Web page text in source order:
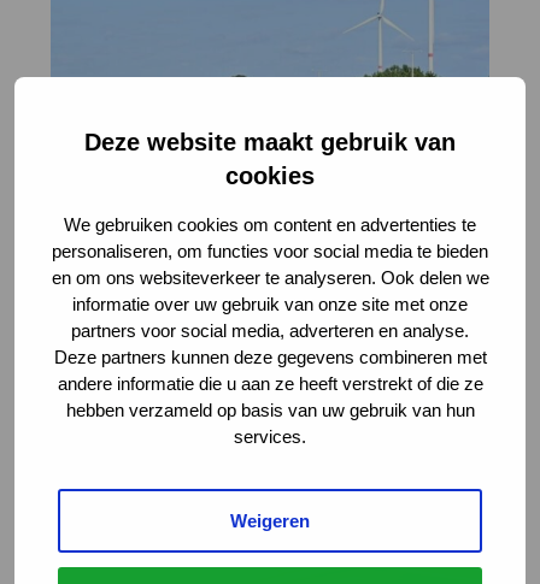
Deze website maakt gebruik van
cookies
We gebruiken cookies om content en advertenties te
personaliseren, om functies voor social media te bieden
en om ons websiteverkeer te analyseren. Ook delen we
informatie over uw gebruik van onze site met onze
partners voor social media, adverteren en analyse.
Deze partners kunnen deze gegevens combineren met
andere informatie die u aan ze heeft verstrekt of die ze
hebben verzameld op basis van uw gebruik van hun
services.
Weigeren